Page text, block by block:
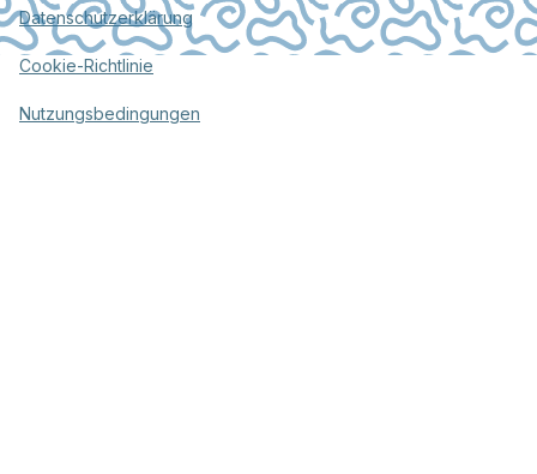
Datenschutzerklärung
Cookie-Richtlinie
Nutzungsbedingungen